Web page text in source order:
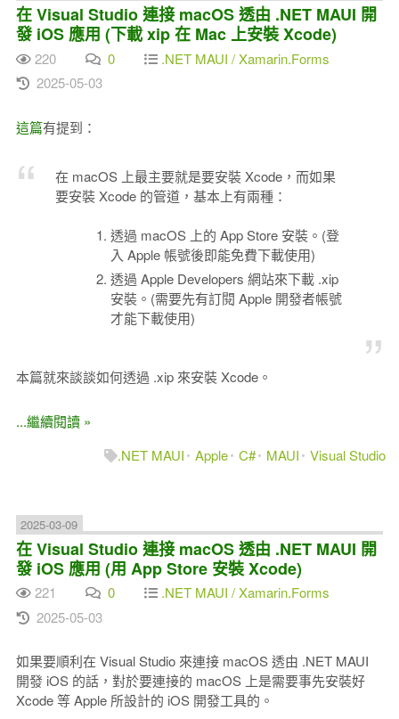
在 Visual Studio 連接 macOS 透由 .NET MAUI 開
發 iOS 應用 (下載 xip 在 Mac 上安裝 Xcode)
220 0
.NET MAUI / Xamarin.Forms
2025-05-03
這篇有提到：
在 macOS 上最主要就是要安裝 Xcode，而如果
要安裝 Xcode 的管道，基本上有兩種：
透過 macOS 上的 App Store 安裝。(登
入 Apple 帳號後即能免費下載使用)
透過 Apple Developers 網站來下載 .xip
安裝。(需要先有訂閱 Apple 開發者帳號
才能下載使用)
本篇就來談談如何透過 .xip 來安裝 Xcode。
...繼續閱讀 »
.NET MAUI
Apple C# MAUI Visual Studio
2025-03-09
在 Visual Studio 連接 macOS 透由 .NET MAUI 開
發 iOS 應用 (用 App Store 安裝 Xcode)
221 0
.NET MAUI / Xamarin.Forms
2025-05-03
如果要順利在 Visual Studio 來連接 macOS 透由 .NET MAUI
開發 iOS 的話，對於要連接的 macOS 上是需要事先安裝好
Xcode 等 Apple 所設計的 iOS 開發工具的。